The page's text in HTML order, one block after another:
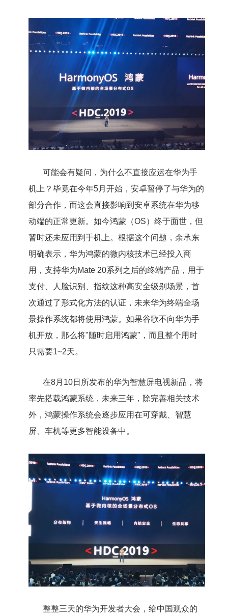
可能会有疑问，为什么不直接应运在华为手
机上？毕竟在今年5月开始，安卓暂停了与华为的
部分合作，而这会直接影响到安卓系统在华为移
动端的正常更新。如今鸿蒙（OS）终于面世，但
暂时还未应用到手机上。根据这个问题，余承东
明确表示，华为鸿蒙的微内核技术已经投入商
用，支持华为Mate 20系列之后的终端产品，用于
支付、人脸识别、指纹这种高安全级别场景，首
次通过了形式化方法的认证，未来华为终端全场
景操作系统都将使用鸿蒙。如果谷歌不向华为手
机开放，那么将"随时启用鸿蒙"，而且整个用时
只需要1~2天。
在8月10日所发布的华为智慧屏电视新品，将
率先搭载鸿蒙系统，未来三年，除完善相关技术
外，鸿蒙操作系统会逐步应用在可穿戴、智慧
屏、车机等更多智能设备中。
整整三天的华为开发者大会，给中国观众的